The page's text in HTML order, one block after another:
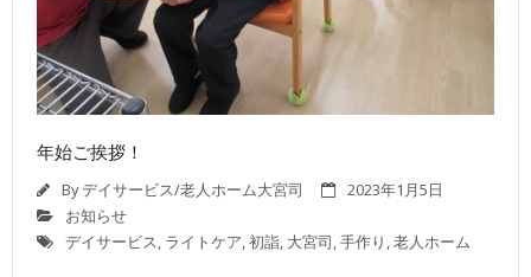
年始ご挨拶！
Byデイサービス/老人ホーム大宮司
2023年1月5日
お知らせ
デイサービス, ライトケア,初詣, 大宮司,手作り ,老人ホーム